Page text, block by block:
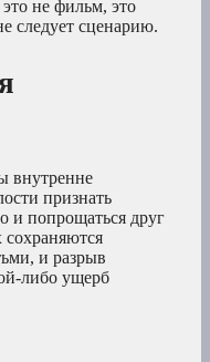
не фильм, это
следует сценарию.
внутренне
признать
и попрощаться друг
и разрыв
либо ущерб